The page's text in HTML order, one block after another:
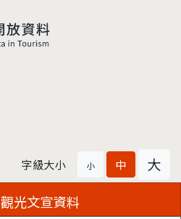
字級大小 小 中 大
觀光文宣資料